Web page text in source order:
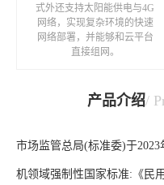
式外还支持太阳能供电与4G
网络，实现复杂环境的快速
网络部署，并能够和云平台
直接组网。
产品介绍/
市场监管总局(标准委)于
机领域强制性国家标准:《民